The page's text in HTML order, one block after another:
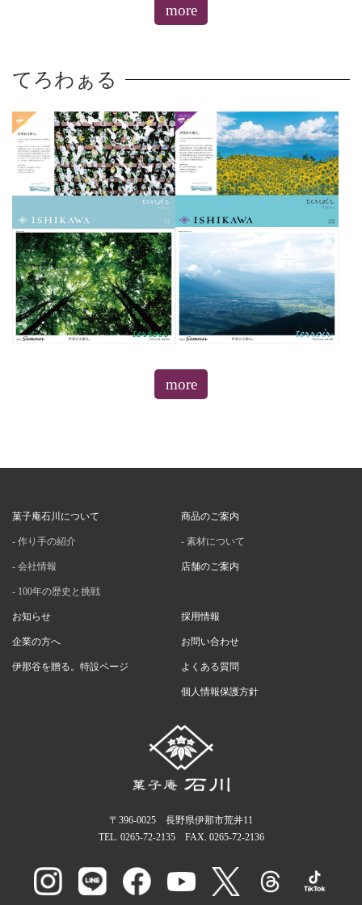
more
てろわぁる
more
菓子庵石川について
作り手の紹介
会社情報
100年の歴史と挑戦
商品のご案内
素材について
店舗のご案内
お知らせ
企業の方へ
伊那谷を贈る。特設ページ
採用情報
お問い合わせ
よくある質問
個人情報保護方針
〒396-0025 長野県伊那市荒井11
TEL. 0265-72-2135FAX. 0265-72-2136